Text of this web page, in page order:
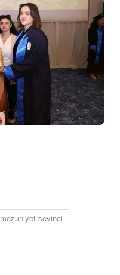
mezuniyet sevinci